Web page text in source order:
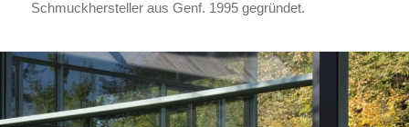
Schmuckhersteller aus Genf. 1995 gegründet.